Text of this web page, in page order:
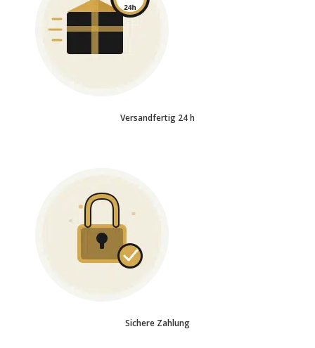
Versandfertig 24 h
Sichere Zahlung